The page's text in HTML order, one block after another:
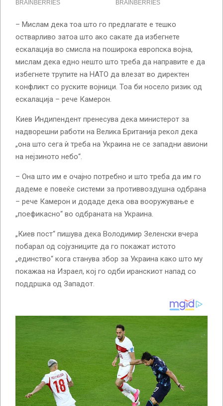
– Мислам дека тоа што го предлагате е тешко
остварливо затоа што ако сакате да избегнете
ескалација во смисла на поширока европска војна,
мислам дека едно нешто што треба да направите е да
избегнете трупите на НАТО да влезат во директен
конфликт со руските војници. Тоа би носело ризик од
ескалација – рече Камерон.
Киев Индипендент пренесува дека министерот за
надворешни работи на Велика Британија рекол дека
„она што сега ѝ треба на Украина не се западни авиони
на нејзиното небо“.
– Она што им е очајно потребно и што треба да им го
дадеме е повеќе системи за противвоздушна одбрана
– рече Камерон и додаде дека ова вооружување е
„поефикасно“ во одбраната на Украина.
„Киев пост“ пишува дека Володимир Зеленски вчера
побарал од сојузниците да го покажат истото
„единство“ кога станува збор за Украина како што му
покажаа на Израел, кој го одби иранскиот напад со
поддршка од Западот.